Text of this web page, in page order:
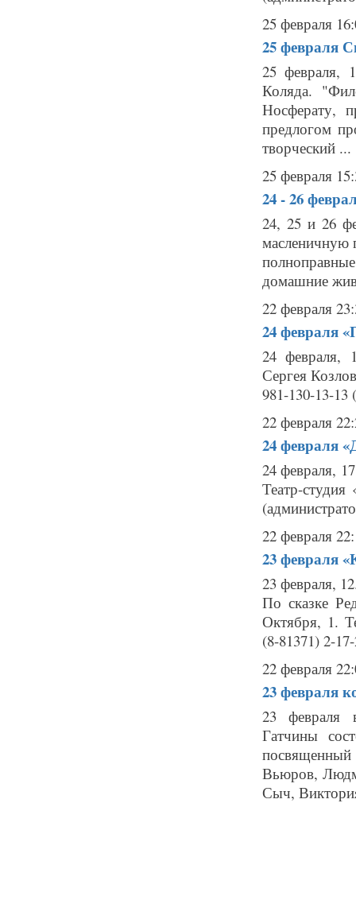
25 февраля
25 февраля
25 февраля,
Коляда.
Носферату,
предлогом
творческий ...
25 февраля
24 - 26
24, 25 и 26
масленичную
домашние
22 февраля
24 февраля
24 февраля,
Сергея
981-130-13-
22 февраля
24 февраля
24 февраля,
Театр-
22 февраля
23 февраля
23 февраля,
По сказке
Октября, 1.
(8-81371) 2-
22 февраля
23 февраля
23 февраля
Гатчины
Вьюров,
Сыч,